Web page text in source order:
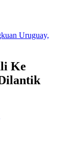
Ke